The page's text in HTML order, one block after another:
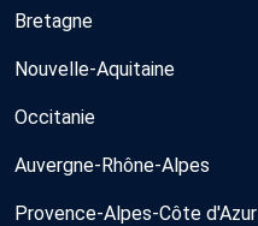
Bretagne
Nouvelle-Aquitaine
Occitanie
Auvergne-Rhône-Alpes
Provence-Alpes-Côte d'Azur